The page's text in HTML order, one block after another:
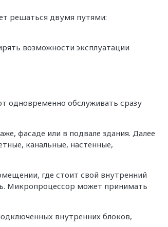
решаться двумя путями:
возможности эксплуатации
одновременно обслуживать сразу
фасаде или в подвале здания. Далее
канальные, настенные,
где стоит свой внутренний
Микропроцессор может принимать
внутренних блоков,